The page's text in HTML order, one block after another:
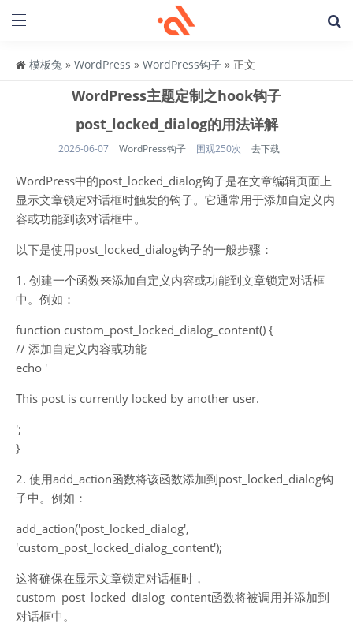
模板兔 » WordPress » WordPress钩子 » 正文
WordPress主题定制之hook钩子
post_locked_dialog的用法详解
2026-06-07 WordPress钩子 围观250次 去下载
WordPress中的post_locked_dialog钩子是在文章编辑页面上
显示文章锁定对话框时触发的钩子。它通常用于添加自定义内
容或功能到该对话框中。
以下是使用post_locked_dialog钩子的一般步骤：
1. 创建一个函数来添加自定义内容或功能到文章锁定对话框
中。例如：
function custom_post_locked_dialog_content() {
// 添加自定义内容或功能
echo '
This post is currently locked by another user.
';
}
2. 使用add_action函数将该函数添加到post_locked_dialog钩
子中。例如：
add_action('post_locked_dialog',
'custom_post_locked_dialog_content');
这将确保在显示文章锁定对话框时，
custom_post_locked_dialog_content函数将被调用并添加到
对话框中。